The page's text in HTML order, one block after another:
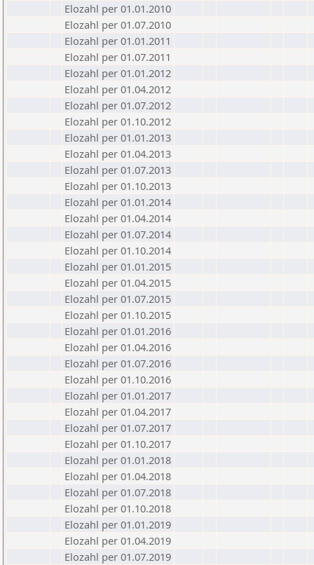
Elozahl per 01.01.2010
Elozahl per 01.07.2010
Elozahl per 01.01.2011
Elozahl per 01.07.2011
Elozahl per 01.01.2012
Elozahl per 01.04.2012
Elozahl per 01.07.2012
Elozahl per 01.10.2012
Elozahl per 01.01.2013
Elozahl per 01.04.2013
Elozahl per 01.07.2013
Elozahl per 01.10.2013
Elozahl per 01.01.2014
Elozahl per 01.04.2014
Elozahl per 01.07.2014
Elozahl per 01.10.2014
Elozahl per 01.01.2015
Elozahl per 01.04.2015
Elozahl per 01.07.2015
Elozahl per 01.10.2015
Elozahl per 01.01.2016
Elozahl per 01.04.2016
Elozahl per 01.07.2016
Elozahl per 01.10.2016
Elozahl per 01.01.2017
Elozahl per 01.04.2017
Elozahl per 01.07.2017
Elozahl per 01.10.2017
Elozahl per 01.01.2018
Elozahl per 01.04.2018
Elozahl per 01.07.2018
Elozahl per 01.10.2018
Elozahl per 01.01.2019
Elozahl per 01.04.2019
Elozahl per 01.07.2019